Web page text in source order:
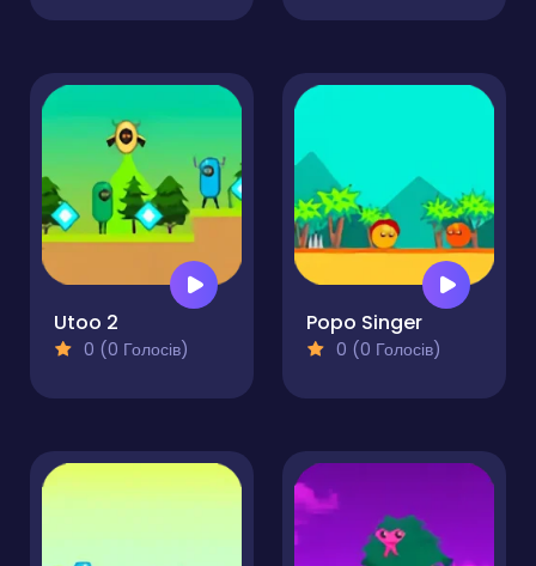
Utoo 2
0 (0 Голосів)
Popo Singer
0 (0 Голосів)